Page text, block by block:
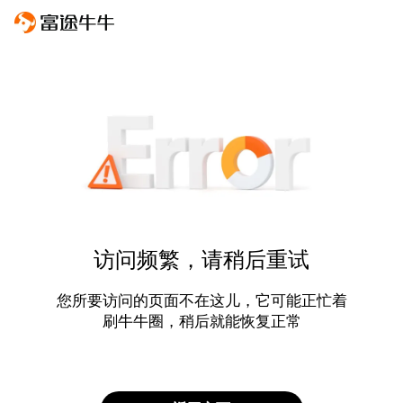
访问频繁，请稍后重试
您所要访问的页面不在这儿，它可能正忙着
刷牛牛圈，稍后就能恢复正常